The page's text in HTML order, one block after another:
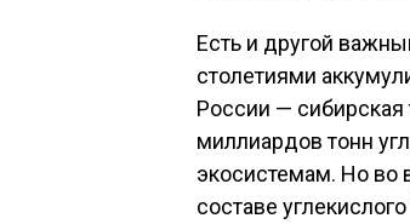
Есть и другой
столетиями
России — сибирская
миллиардов тонн
экосистемам. Но во
составе